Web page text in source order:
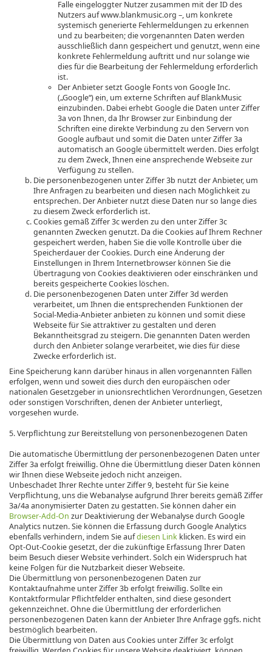
Falle eingeloggter Nutzer zusammen mit der ID des
Nutzers auf www.blankmusic.org –, um konkrete
systemisch generierte Fehlermeldungen zu erkennen
und zu bearbeiten; die vorgenannten Daten werden
ausschließlich dann gespeichert und genutzt, wenn eine
konkrete Fehlermeldung auftritt und nur solange wie
dies für die Bearbeitung der Fehlermeldung erforderlich
ist.
Der Anbieter setzt Google Fonts von Google Inc.
(„Google“) ein, um externe Schriften auf BlankMusic
einzubinden. Dabei erhebt Google die Daten unter Ziffer
3a von Ihnen, da Ihr Browser zur Einbindung der
Schriften eine direkte Verbindung zu den Servern von
Google aufbaut und somit die Daten unter Ziffer 3a
automatisch an Google übermittelt werden. Dies erfolgt
zu dem Zweck, Ihnen eine ansprechende Webseite zur
Verfügung zu stellen.
Die personenbezogenen unter Ziffer 3b nutzt der Anbieter, um
Ihre Anfragen zu bearbeiten und diesen nach Möglichkeit zu
entsprechen. Der Anbieter nutzt diese Daten nur so lange dies
zu diesem Zweck erforderlich ist.
Cookies gemäß Ziffer 3c werden zu den unter Ziffer 3c
genannten Zwecken genutzt. Da die Cookies auf Ihrem Rechner
gespeichert werden, haben Sie die volle Kontrolle über die
Speicherdauer der Cookies. Durch eine Änderung der
Einstellungen in Ihrem Internetbrowser können Sie die
Übertragung von Cookies deaktivieren oder einschränken und
bereits gespeicherte Cookies löschen.
Die personenbezogenen Daten unter Ziffer 3d werden
verarbeitet, um Ihnen die entsprechenden Funktionen der
Social-Media-Anbieter anbieten zu können und somit diese
Webseite für Sie attraktiver zu gestalten und deren
Bekanntheitsgrad zu steigern. Die genannten Daten werden
durch den Anbieter solange verarbeitet, wie dies für diese
Zwecke erforderlich ist.
Eine Speicherung kann darüber hinaus in allen vorgenannten Fällen
erfolgen, wenn und soweit dies durch den europäischen oder
nationalen Gesetzgeber in unionsrechtlichen Verordnungen, Gesetzen
oder sonstigen Vorschriften, denen der Anbieter unterliegt,
vorgesehen wurde.
5. Verpflichtung zur Bereitstellung von personenbezogenen Daten
Die automatische Übermittlung der personenbezogenen Daten unter
Ziffer 3a erfolgt freiwillig. Ohne die Übermittlung dieser Daten können
wir Ihnen diese Webseite jedoch nicht anzeigen.
Unbeschadet Ihrer Rechte unter Ziffer 9, besteht für Sie keine
Verpflichtung, uns die Webanalyse aufgrund Ihrer bereits gemäß Ziffer
3a/4a anonymisierter Daten zu gestatten. Sie können daher ein
Browser-Add-On zur Deaktivierung der Webanalyse durch Google
Analytics nutzen. Sie können die Erfassung durch Google Analytics
ebenfalls verhindern, indem Sie aufdiesen Link klicken. Es wird ein
Opt-Out-Cookie gesetzt, der die zukünftige Erfassung Ihrer Daten
beim Besuch dieser Website verhindert. Solch ein Widerspruch hat
keine Folgen für die Nutzbarkeit dieser Webseite.
Die Übermittlung von personenbezogenen Daten zur
Kontaktaufnahme unter Ziffer 3b erfolgt freiwillig. Sollte ein
Kontaktformular Pflichtfelder enthalten, sind diese gesondert
gekennzeichnet. Ohne die Übermittlung der erforderlichen
personenbezogenen Daten kann der Anbieter Ihre Anfrage ggfs. nicht
bestmöglich bearbeiten.
Die Übermittlung von Daten aus Cookies unter Ziffer 3c erfolgt